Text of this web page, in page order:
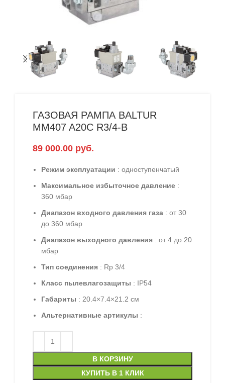
ГАЗОВАЯ РАМПА BALTUR
MM407 A20C R3/4-B
89 000.00 руб.
Режим эксплуатации : одноступенчатый
Максимальное избыточное давление :
360 мбар
Диапазон входного давления газа : от 30
до 360 мбар
Диапазон выходного давления : от 4 до 20
мбар
Тип соединения : Rp 3/4
Класс пылевлагозащиты : IP54
Габариты : 20.4×7.4×21.2 см
Альтернативные артикулы :
В КОРЗИНУ
КУПИТЬ В 1 КЛИК